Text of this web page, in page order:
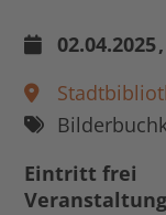
02.04.2025
Eintritt frei